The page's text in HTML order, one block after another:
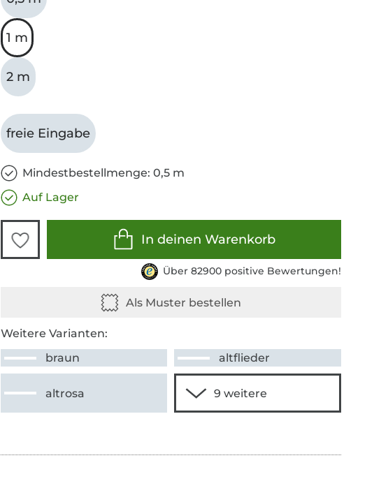
1 m
2 m
freie Eingabe
Mindestbestellmenge: 0,5 m
Auf Lager
In deinen Warenkorb
Über 82900 positive Bewertungen!
Weitere Varianten:
braun
altflieder
altrosa